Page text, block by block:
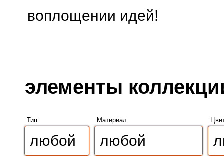
воплощении идей!
элементы
Тип Материал